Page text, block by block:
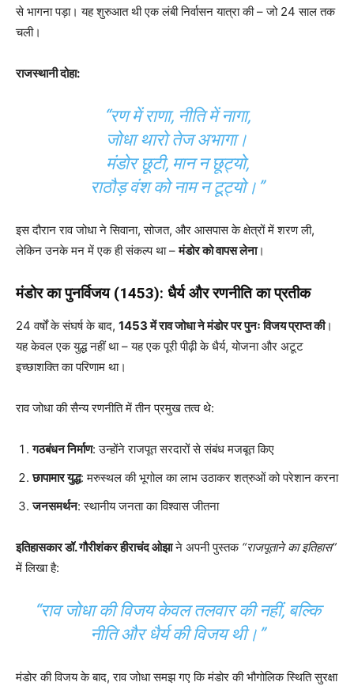
से भागना पड़ा। यह शुरुआत थी एक लंबी निर्वासन यात्रा की – जो 24 साल तक
चली।
राजस्थानी दोहा:
“रण में राणा, नीति में नागा,
जोधा थारो तेज अभागा।
मंडोर छूटी, मान न छूट्यो,
राठौड़ वंश को नाम न टूट्यो।”
इस दौरान राव जोधा ने सिवाना, सोजत, और आसपास के क्षेत्रों में शरण ली,
लेकिन उनके मन में एक ही संकल्प था –मंडोर को वापस लेना।
मंडोर का पुनर्विजय (1453): धैर्य और रणनीति का प्रतीक
24 वर्षों के संघर्ष के बाद, 1453 में राव जोधा ने मंडोर पर पुनः विजय प्राप्त की।
यह केवल एक युद्ध नहीं था – यह एक पूरी पीढ़ी के धैर्य, योजना और अटूट
इच्छाशक्ति का परिणाम था।
राव जोधा की सैन्य रणनीति में तीन प्रमुख तत्व थे:
गठबंधन निर्माण: उन्होंने राजपूत सरदारों से संबंध मजबूत किए
छापामार युद्ध: मरुस्थल की भूगोल का लाभ उठाकर शत्रुओं को परेशान करना
जनसमर्थन: स्थानीय जनता का विश्वास जीतना
इतिहासकार डॉ. गौरीशंकर हीराचंद ओझाने अपनी पुस्तक “राजपूताने का इतिहास”
में लिखा है:
“राव जोधा की विजय केवल तलवार की नहीं, बल्कि
नीति और धैर्य की विजय थी।”
मंडोर की विजय के बाद, राव जोधा समझ गए कि मंडोर की भौगोलिक स्थिति सुरक्षा